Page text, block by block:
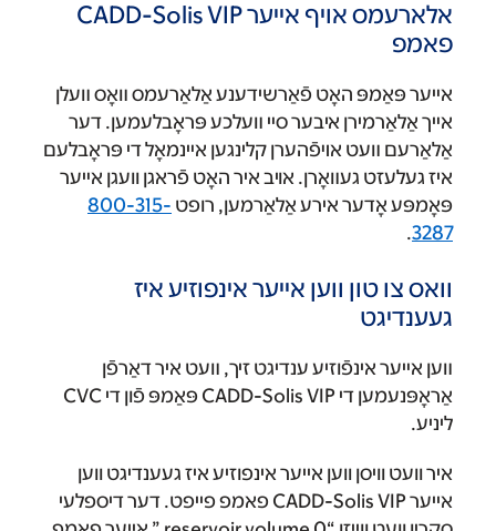
אלארעמס אויף אייער CADD-Solis VIP
פאמפ
אײער פּאַמפּ האָט פֿאַרשידענע אַלאַרעמס װאָס װעלן
אײך אַלאַרמירן איבער סײ װעלכע פּראָבלעמען. דער
אַלאַרעם װעט אױפֿהערן קלינגען אײנמאָל די פּראָבלעם
איז געלעזט געװאָרן. אויב איר האָט פֿראגן וועגן אײער
פּאָמפּע אָדער אירע אַלאַרמען, רופט800-315-
3287
.
וואס צו טון ווען אייער אינפוזיע איז
געענדיגט
װען אײער אינפֿוזיע ענדיגט זיך, װעט איר דאַרפֿן
אַראָפּנעמען די CADD-Solis VIP פּאַמפּ פֿון די CVC
ליניע.
איר וועט וויסן ווען אייער אינפוזיע איז געענדיגט ווען
אייער CADD-Solis VIP פאמפ פייפט. דער דיספלעי